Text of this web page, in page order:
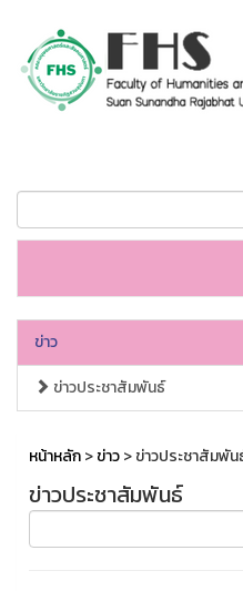
ข่าว
ข่าวประชาสัมพันธ์
หน้าหลัก>ข่าว> ข่าวประชาสัมพัน
ข่าวประชาสัมพันธ์